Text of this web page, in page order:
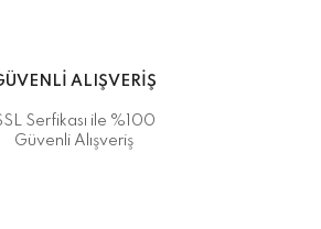
ALIŞVERİŞ
Serfikası ile %100
Güvenli Alışveriş